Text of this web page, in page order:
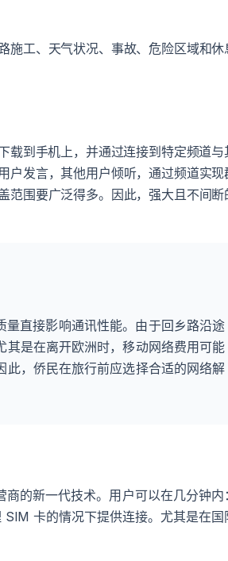
施工、天气状况、事故、危险区域和休
载到手机上，并通过连接到特定频道与
户发言，其他用户倾听，通过频道实现
范围要广泛得多。因此，强大且不间断
直接影响通讯性能。由于回乡路沿途
是在离开欧洲时，移动网络费用可能
，侨民在旅行前应选择合适的网络解
的新一代技术。用户可以在几分钟内
卡的情况下提供连接。尤其是在国